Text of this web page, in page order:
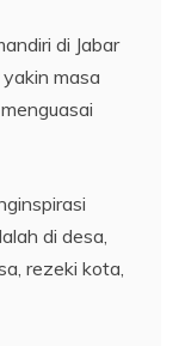
di Jabar
masa
di desa,
rezeki kota,